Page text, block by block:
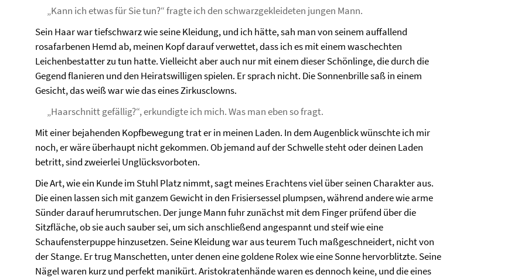
„Kann ich etwas für Sie tun?“ fragte ich den schwarzgekleideten jungen Mann.
Sein Haar war tiefschwarz wie seine Kleidung, und ich hätte, sah man von seinem auffallend
rosafarbenen Hemd ab, meinen Kopf darauf verwettet, dass ich es mit einem waschechten
Leichenbestatter zu tun hatte. Vielleicht aber auch nur mit einem dieser Schönlinge, die durch die
Gegend flanieren und den Heiratswilligen spielen. Er sprach nicht. Die Sonnenbrille saß in einem
Gesicht, das weiß war wie das eines Zirkusclowns.
„Haarschnitt gefällig?“, erkundigte ich mich. Was man eben so fragt.
Mit einer bejahenden Kopfbewegung trat er in meinen Laden. In dem Augenblick wünschte ich mir
noch, er wäre überhaupt nicht gekommen. Ob jemand auf der Schwelle steht oder deinen Laden
betritt, sind zweierlei Unglücksvorboten.
Die Art, wie ein Kunde im Stuhl Platz nimmt, sagt meines Erachtens viel über seinen Charakter aus.
Die einen lassen sich mit ganzem Gewicht in den Frisiersessel plumpsen, während andere wie arme
Sünder darauf herumrutschen. Der junge Mann fuhr zunächst mit dem Finger prüfend über die
Sitzfläche, ob sie auch sauber sei, um sich anschließend angespannt und steif wie eine
Schaufensterpuppe hinzusetzen. Seine Kleidung war aus teurem Tuch maßgeschneidert, nicht von
der Stange. Er trug Manschetten, unter denen eine goldene Rolex wie eine Sonne hervorblitzte. Seine
Nägel waren kurz und perfekt manikürt. Aristokratenhände waren es dennoch keine, und die eines